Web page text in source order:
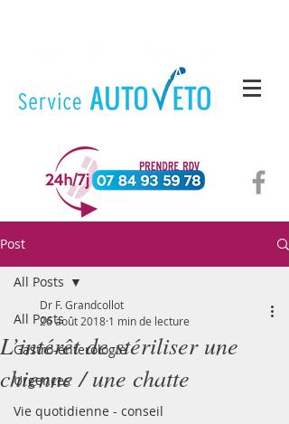
Post
All Posts
Gastro-enterologie
Urgences
Vie quotidienne - conseil
All Posts
L’intérêt de stériliser une
chienne / une chatte
Dr F. Grandcollot
26 août 2018 1 min de lecture